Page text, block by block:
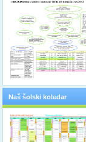
Naš šolski koledar